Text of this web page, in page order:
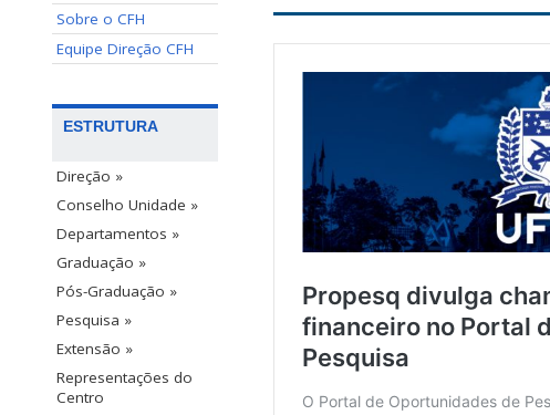
Sobre o CFH
Equipe Direção CFH
ESTRUTURA
Direção »
Conselho Unidade »
Departamentos »
Graduação »
Pós-Graduação »
Pesquisa »
Extensão »
Representações do
Centro